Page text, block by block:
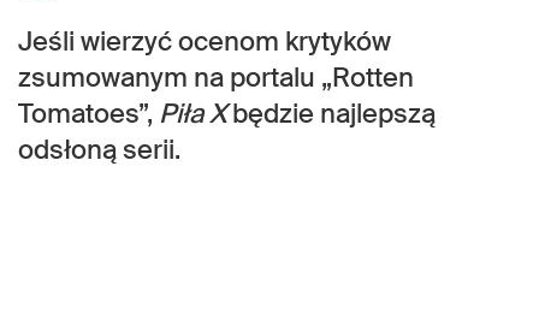
Jeśli wierzyć ocenom krytyków
zsumowanym na portalu „Rotten
Tomatoes”, Piła Xbędzie najlepszą
odsłoną serii.